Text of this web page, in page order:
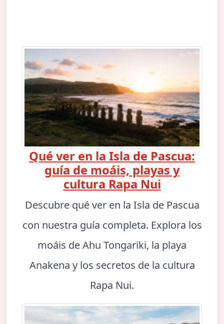
Qué ver en la Isla de Pascua:
guía de moáis, playas y
cultura Rapa Nui
Descubre qué ver en la Isla de Pascua
con nuestra guía completa. Explora los
moáis de Ahu Tongariki, la playa
Anakena y los secretos de la cultura
Rapa Nui.